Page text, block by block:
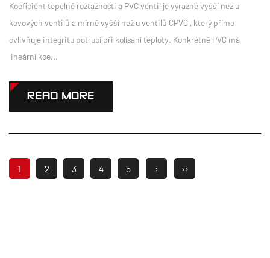
Koeficient tepelné roztažnosti a PVC ventil je výrazně vyšší než u
kovových ventilů a mírně vyšší než u ventilů CPVC , který přímo
ovlivňuje integritu potrubí při kolísání teploty. Konkrétně PVC má
lineární koe...
READ MORE
1 2 3 4 5 › ››